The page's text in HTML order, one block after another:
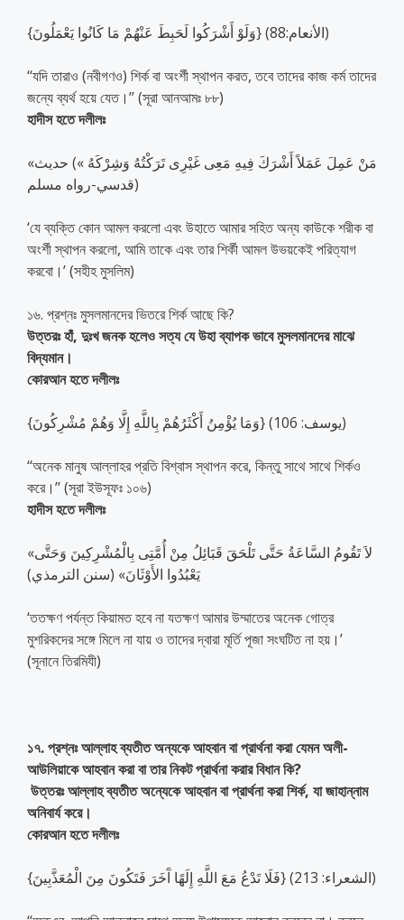
{وَلَوْ أَشْرَكُوا لَحَبِطَ عَنْهُمْ مَا كَانُوا يَعْمَلُونَ} (الأنعام:88)
‘‘যদি তারাও (নবীগণও) শির্ক বা অংর্শী স্থাপন করত, তবে তাদের কাজ কর্ম তাদের
জন্যে ব্যর্থ হয়ে যেত।’’ (সূরা আনআমঃ ৮৮)
হাদীস হতে দলীলঃ
«مَنْ عَمِلَ عَمَلاً أَشْرَكَ فِيهِ مَعِى غَيْرِى تَرَكْتُهُ وَشِرْكَهُ ») حديث
قدسي-رواه مسلم)
‘যে ব্যক্তি কোন আমল করলো এবং উহাতে আমার সহিত অন্য কাউকে শরীক বা
অংর্শী স্থাপন করলো, আমি তাকে এবং তার শির্কী আমল উভয়কেই পরিত্যাগ
করবো।’ (সহীহ মুসলিম)
১৬. প্রশ্নঃ মুসলমানদের ভিতরে শির্ক আছে কি?
উত্তরঃ হাঁ, দুঃখ জনক হলেও সত্য যে উহা ব্যাপক ভাবে মুসলমানদের মাঝে
বিদ্যমান।
কোরআন হতে দলীলঃ
{وَمَا يُؤْمِنُ أَكْثَرُهُمْ بِاللَّهِ إِلَّا وَهُمْ مُشْرِكُونَ} (يوسف: 106)
‘‘অনেক মানুষ আল্লাহর প্রতি বিশ্বাস স্থাপন করে, কিন্তু সাথে সাথে শির্কও
করে।’’ (সূরা ইউসূফঃ ১০৬)
হাদীস হতে দলীলঃ
«لاَ تَقُومُ السَّاعَةُ حَتَّى تَلْحَقَ قَبَائِلُ مِنْ أُمَّتِى بِالْمُشْرِكِينَ وَحَتَّى
يَعْبُدُوا الأَوْثَانَ» (سنن الترمذي)
‘ততক্ষণ পর্যন্ত কিয়ামত হবে না যতক্ষণ আমার উম্মাতের অনেক গোত্র
মুশরিকদের সঙ্গে মিলে না যায় ও তাদের দ্বারা মূর্তি পূজা সংঘটিত না হয়।’
(সূনানে তিরমিযী)
১৭. প্রশ্নঃ আল্লাহ ব্যতীত অন্যকে আহবান বা প্রার্থনা করা যেমন অলী-
আউলিয়াকে আহবান করা বা তার নিকট প্রার্থনা করার বিধান কি?
উত্তরঃ আল্লাহ ব্যতীত অন্যেকে আহবান বা প্রার্থনা করা শির্ক, যা জাহান্নাম
অনিবার্য করে।
কোরআন হতে দলীলঃ
{فَلَا تَدْعُ مَعَ اللَّهِ إِلَهًا آَخَرَ فَتَكُونَ مِنَ الْمُعَذَّبِينَ} (الشعراء: 213)